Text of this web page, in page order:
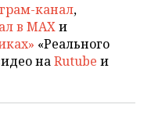
канал,
в MAXи
«Реального
наRutube и